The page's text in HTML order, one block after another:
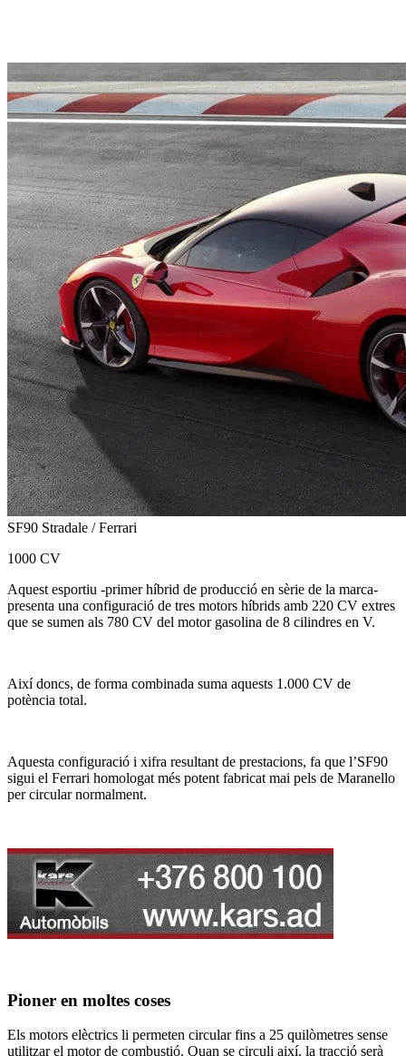
SF90 Stradale / Ferrari
1000 CV
Aquest esportiu -primer híbrid de producció en sèrie de la marca-
presenta una configuració de tres motors híbrids amb 220 CV extres
que se sumen als 780 CV del motor gasolina de 8 cilindres en V.
Així doncs, de forma combinada suma aquests 1.000 CV de
potència total.
Aquesta configuració i xifra resultant de prestacions, fa que l’SF90
sigui el Ferrari homologat més potent fabricat mai pels de Maranello
per circular normalment.
Pioner en moltes coses
Els motors elèctrics li permeten circular fins a 25 quilòmetres sense
utilitzar el motor de combustió. Quan se circuli així, la tracció serà